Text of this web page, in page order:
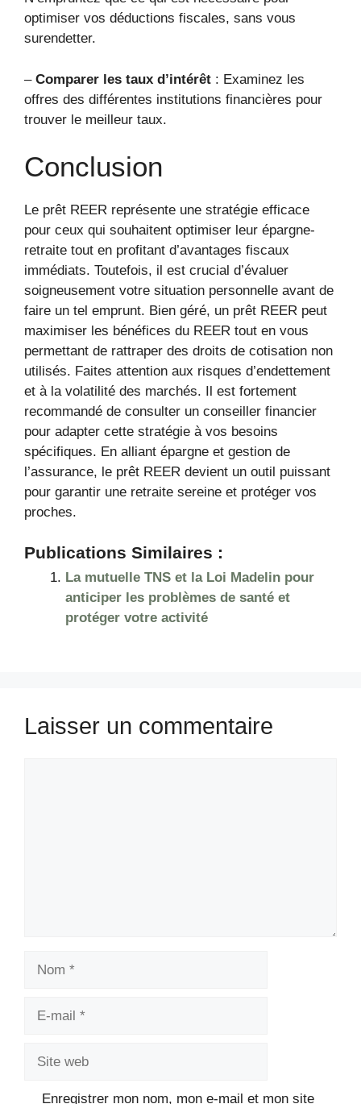
optimiser vos déductions fiscales, sans vous
surendetter.
– Comparer les taux d’intérêt : Examinez les
offres des différentes institutions financières pour
trouver le meilleur taux.
Conclusion
Le prêt REER représente une stratégie efficace
pour ceux qui souhaitent optimiser leur épargne-
retraite tout en profitant d’avantages fiscaux
immédiats. Toutefois, il est crucial d’évaluer
soigneusement votre situation personnelle avant de
faire un tel emprunt. Bien géré, un prêt REER peut
maximiser les bénéfices du REER tout en vous
permettant de rattraper des droits de cotisation non
utilisés. Faites attention aux risques d’endettement
et à la volatilité des marchés. Il est fortement
recommandé de consulter un conseiller financier
pour adapter cette stratégie à vos besoins
spécifiques. En alliant épargne et gestion de
l’assurance, le prêt REER devient un outil puissant
pour garantir une retraite sereine et protéger vos
proches.
Publications Similaires :
La mutuelle TNS et la Loi Madelin pour
anticiper les problèmes de santé et
protéger votre activité
Laisser un commentaire
Enregistrer mon nom, mon e-mail et mon site